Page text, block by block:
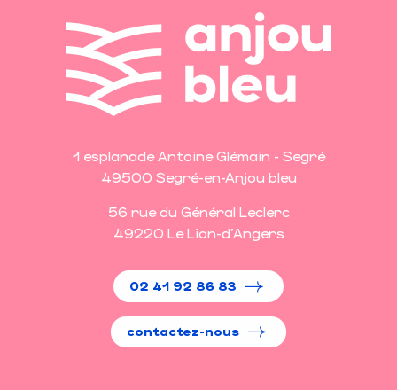
1 esplanade Antoine Glémain - Segré
49500 Segré-en-Anjou bleu
56 rue du Général Leclerc
49220 Le Lion-d'Angers
02 41 92 86 83
contactez-nous